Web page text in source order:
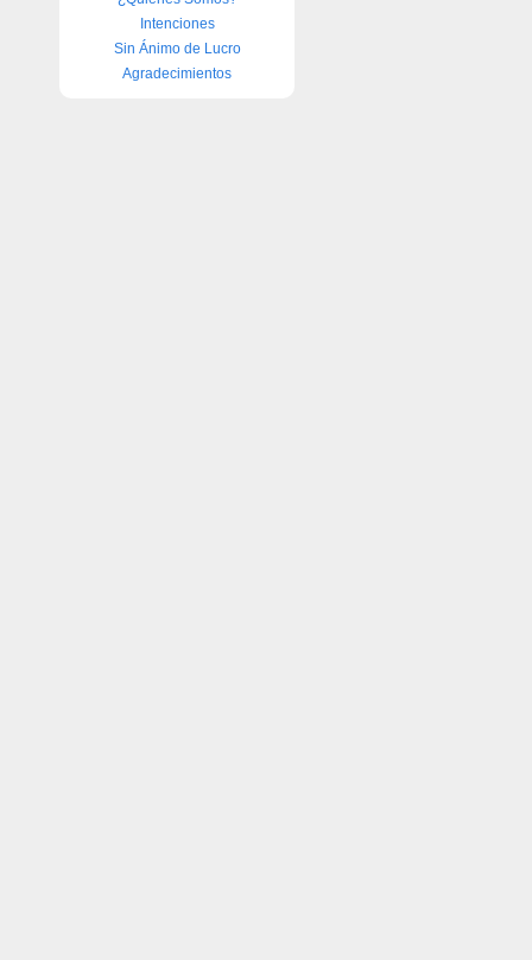
Intenciones
Sin Ánimo de Lucro
Agradecimientos